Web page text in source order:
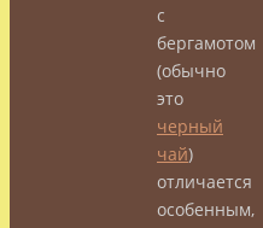
с
бергамотом
(обычно
это
черный
чай)
отличается
особенным,